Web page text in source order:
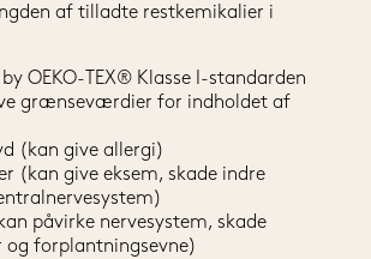
af tilladte restkemikalier i
OEKO-TEX® Klasse I-standarden
grænseværdier for indholdet af
(kan give allergi)
(kan give eksem, skade indre
påvirke nervesystem, skade
og forplantningsevne)